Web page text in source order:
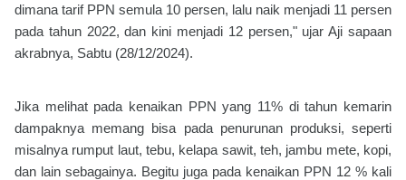
dimana tarif PPN semula 10 persen, lalu naik menjadi 11 persen
pada tahun 2022, dan kini menjadi 12 persen," ujar Aji sapaan
akrabnya, Sabtu (28/12/2024).
Jika melihat pada kenaikan PPN yang 11% di tahun kemarin
dampaknya memang bisa pada penurunan produksi, seperti
misalnya rumput laut, tebu, kelapa sawit, teh, jambu mete, kopi,
dan lain sebagainya. Begitu juga pada kenaikan PPN 12 % kali